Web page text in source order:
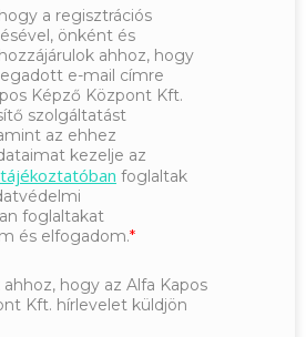
a regisztrációs
önként és
ahhoz, hogy
e-mail címre
Képző Központ Kft.
szolgáltatást
az ehhez
kezelje az
foglaltak
foglaltakat
és elfogadom.
hogy az Alfa Kapos
Kft. hírlevelet küldjön